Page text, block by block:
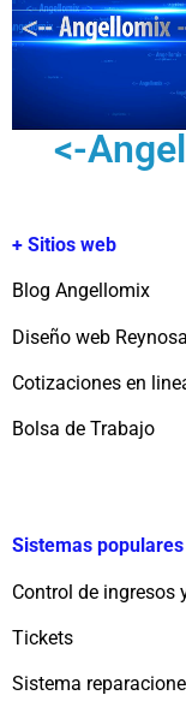
<-
+ Sitios web
Blog Angellomix
Diseño web Reynosa
Cotizaciones en
Bolsa de Trabajo
Sistemas populares
Control de ingresos
Tickets
Sistema